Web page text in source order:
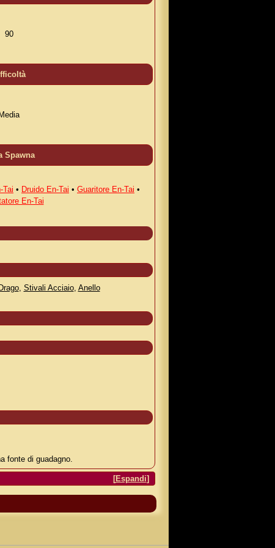
90
Spawna
Tai • Druido En-Tai • Guaritore En-Tai •
En-Tai
, Stivali Acciaio, Anello
fonte di guadagno.
[Espandi]